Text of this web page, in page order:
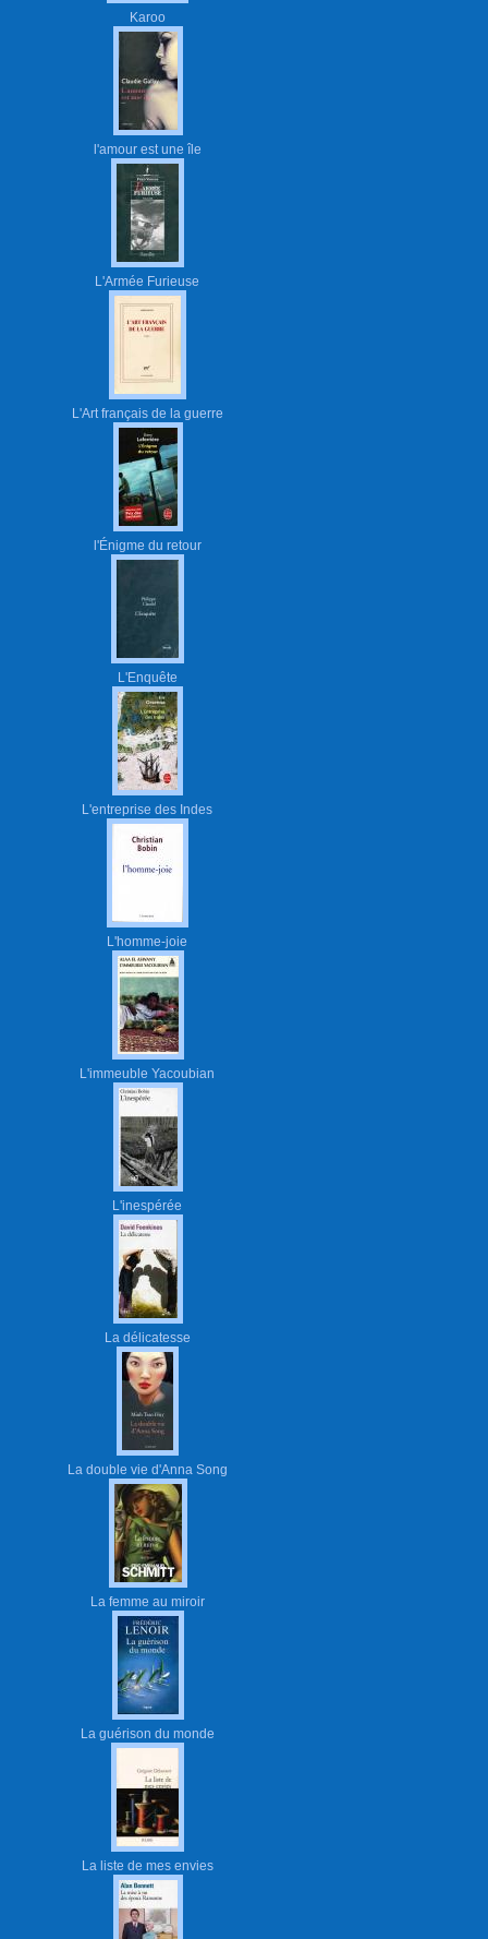
Karoo
l'amour est une île
L'Armée Furieuse
L'Art français de la guerre
l'Énigme du retour
L'Enquête
L'entreprise des Indes
L'homme-joie
L'immeuble Yacoubian
L'inespérée
La délicatesse
La double vie d'Anna Song
La femme au miroir
La guérison du monde
La liste de mes envies